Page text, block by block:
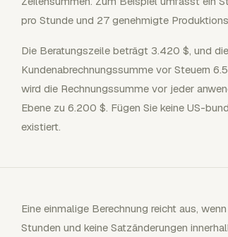
pro Stunde und 27 genehmigte
Die Beratungszeile beträgt 3.420 $, und
Kundenabrechnungssumme vor Steuern
wird die Rechnungssumme vor jeder
Ebene zu 6.200 $. Fügen Sie keine US-
existiert.
Eine einmalige Berechnung reicht aus,
Stunden und keine Satzänderungen